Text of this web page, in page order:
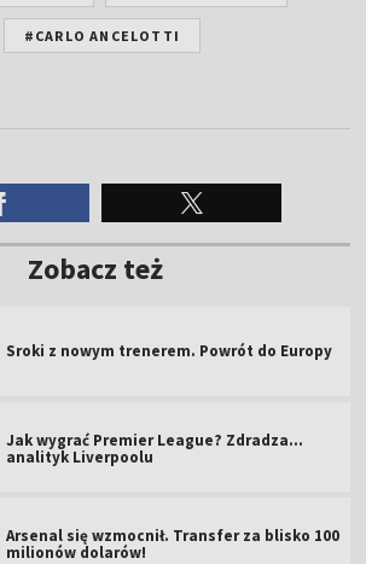
#CARLO ANCELOTTI
Zobacz też
Sroki z nowym trenerem. Powrót do Europy
Jak wygrać Premier League? Zdradza...
analityk Liverpoolu
Arsenal się wzmocnił. Transfer za blisko 100
milionów dolarów!